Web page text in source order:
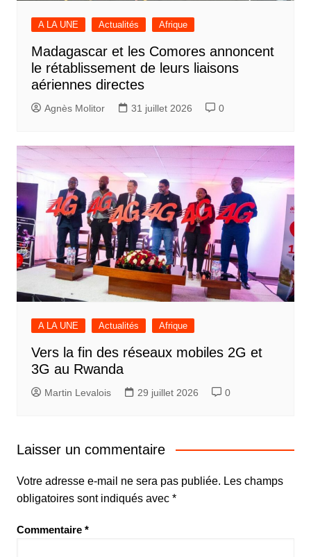
A LA UNE Actualités Afrique
Madagascar et les Comores annoncent
le rétablissement de leurs liaisons
aériennes directes
Agnès Molitor 31 juillet 2026 0
A LA UNE Actualités Afrique
Vers la fin des réseaux mobiles 2G et
3G au Rwanda
Martin Levalois 29 juillet 2026 0
Laisser un commentaire
Votre adresse e-mail ne sera pas publiée. Les champs
obligatoires sont indiqués avec *
Commentaire *